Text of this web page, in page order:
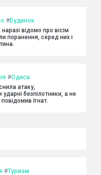
#Будинок
відомо про вісім
поранення, серед них і
#Одеса
атаку,
безпілотники, а не
повідомив Ігнат.
#Туризм